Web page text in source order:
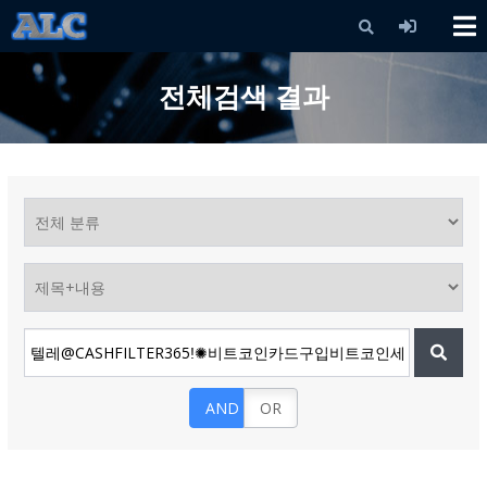
전체검색 결과
AND OR